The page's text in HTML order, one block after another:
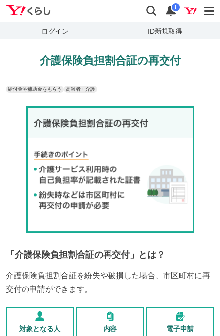
検索 通知
i
ログイン ID新規取得
介護保険負担割合証の再交付
給付金や補助金をもらう 高齢者・介護
「 介護保険負担割合証の再交付」とは？
介護保険負担割合証を紛失や破損した場合、市区町村に再
交付の申請ができます。
対象となる人 内容 電子申請